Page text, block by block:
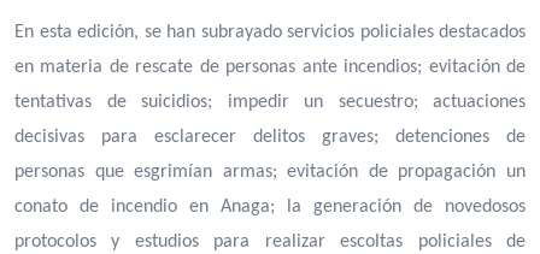
En esta edición, se han subrayado servicios policiales destacados
en materia de rescate de personas ante incendios; evitación de
tentativas de suicidios; impedir un secuestro; actuaciones
decisivas para esclarecer delitos graves; detenciones de
personas que esgrimían armas; evitación de propagación un
conato de incendio en Anaga; la generación de novedosos
protocolos y estudios para realizar escoltas policiales de